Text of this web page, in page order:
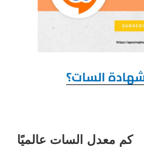
السات؟
كم معدل السات عالميًا